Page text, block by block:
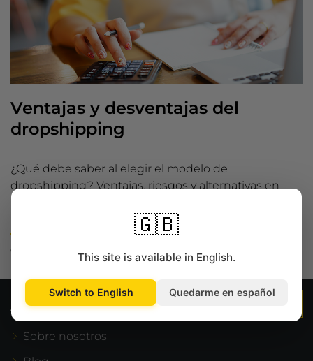
Ventajas y desventajas del
dropshipping
¿Qué debe saber al elegir el modelo de
dropshipping? Ventajas, riesgos y alternativas en
: Ventajas y desventajas del
dropshipping
ACERCA DE BIGARENA
Sobre nosotros
🇬🇧
This site is available in English.
Switch to English Quedarme en español